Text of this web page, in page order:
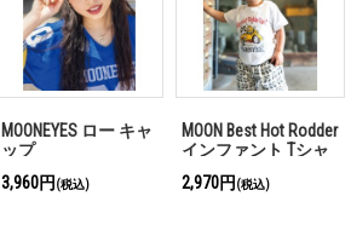
MOONEYES ロー キャ
ップ
3,960円 (税込)
MOON Best Hot Rodder
インファント Tシャ
2,970円 (税込)